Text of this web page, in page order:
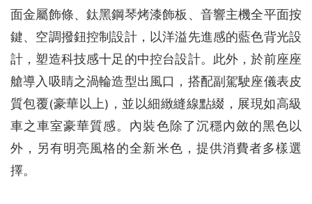
面金屬飾條、鈦黑鋼琴烤漆飾板、音響主機全平面按
鍵、空調撥鈕控制設計，以洋溢先進感的藍色背光設
計，塑造科技感十足的中控台設計。此外，於前座座
艙導入吸睛之渦輪造型出風口，搭配副駕駛座儀表皮
質包覆(豪華以上)，並以細緻縫線點綴，展現如高級
車之車室豪華質感。內裝色除了沉穩內斂的黑色以
外，另有明亮風格的全新米色，提供消費者多樣選
擇。